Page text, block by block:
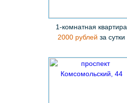
1-комнатная квартира
2000 рублей за сутки